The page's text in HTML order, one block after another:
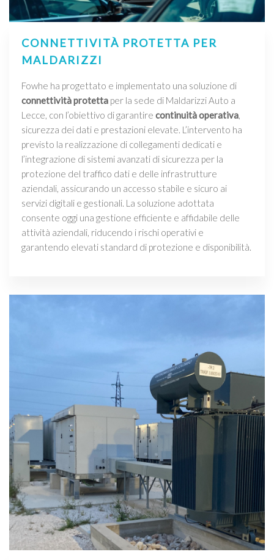
CONNETTIVITÀ PROTETTA PER
MALDARIZZI
Fowhe ha progettato e implementato una soluzione di
connettività protetta per la sede di Maldarizzi Auto a
Lecce, con l’obiettivo di garantire continuità operativa,
sicurezza dei dati e prestazioni elevate. L’intervento ha
previsto la realizzazione di collegamenti dedicati e
l’integrazione di sistemi avanzati di sicurezza per la
protezione del traffico dati e delle infrastrutture
aziendali, assicurando un accesso stabile e sicuro ai
servizi digitali e gestionali. La soluzione adottata
consente oggi una gestione efficiente e affidabile delle
attività aziendali, riducendo i rischi operativi e
garantendo elevati standard di protezione e disponibilità.